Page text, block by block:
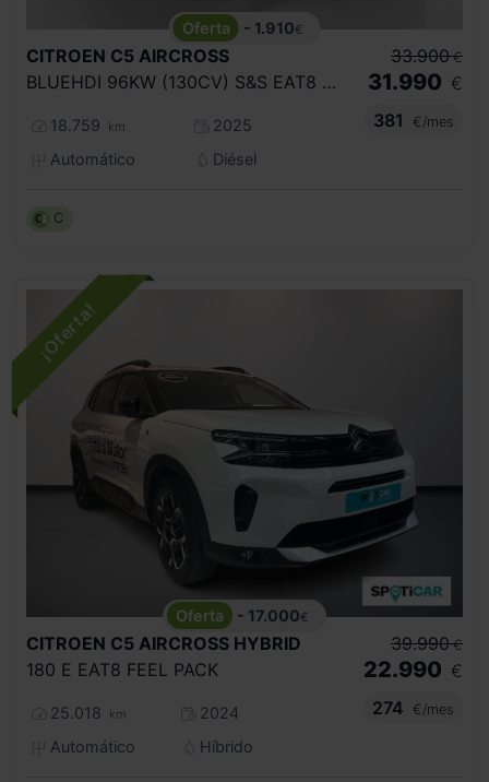
- 1.910€
CITROEN C5 AIRCROSS
BLUEHDI 96KW (130CV) S&S EAT8 MAX
18.759 km
2025
Automático
Diésel
33.900 €
31.990 €
381
€/mes
C
- 17.000€
CITROEN C5 AIRCROSS HYBRID
180 E EAT8 FEEL PACK
25.018 km
2024
Automático
Híbrido
39.990 €
22.990 €
274
€/mes